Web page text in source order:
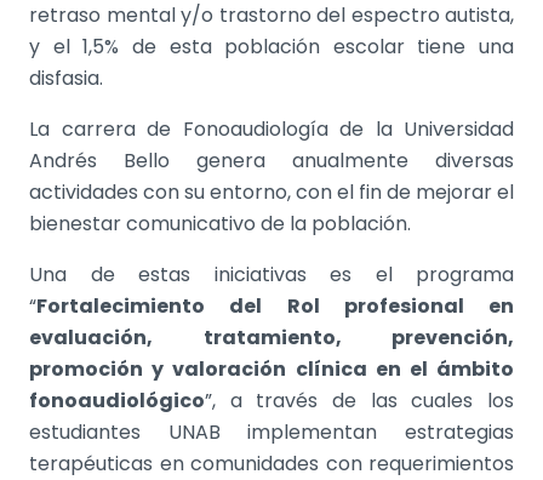
retraso mental y/o trastorno del espectro autista,
y el 1,5% de esta población escolar tiene una
disfasia.
La carrera de Fonoaudiología de la Universidad
Andrés Bello genera anualmente diversas
actividades con su entorno, con el fin de mejorar el
bienestar comunicativo de la población.
Una de estas iniciativas es el programa
“Fortalecimiento del Rol profesional en
evaluación, tratamiento, prevención,
promoción y valoración clínica en el ámbito
fonoaudiológico”, a través de las cuales los
estudiantes UNAB implementan estrategias
terapéuticas en comunidades con requerimientos